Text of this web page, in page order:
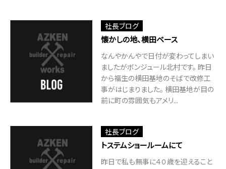
社長ブログ
懐かしの地、横田ベース
なんやかんやで日付が変わってしまい
ましたがボンジュール北村です。 昨日
から福生の横田基地のそばで改修工
事がはじまりました。 横田基地が目の
前に町の雰囲気もアメリ...
社長ブログ
トステムショールームにて
昨日で私も無事に４０歳を迎えること